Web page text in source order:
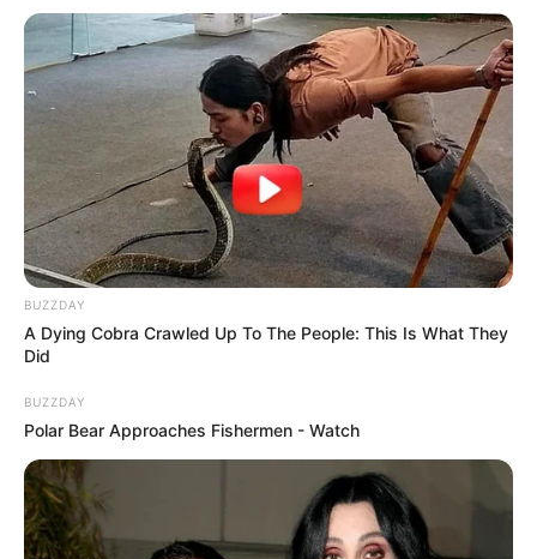
Suchen:
Auf einigen Seiten dieses Projektes sind Affiliate-
Angebote integriert. Wenn etwas darüber gebucht oder
gekauft wird, ist das eine Unterstützung, ohne dass sich
BUZZDAY
A Dying Cobra Crawled Up To The People: This Is What They
Did
BUZZDAY
Polar Bear Approaches Fishermen - Watch